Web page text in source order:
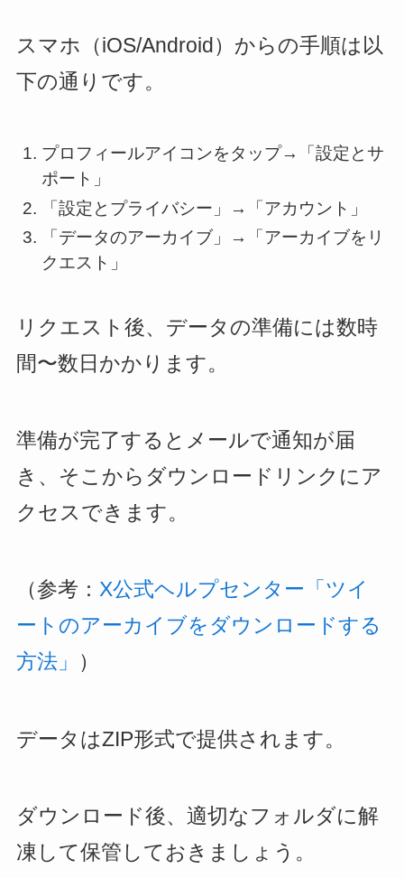
スマホ（iOS/Android）からの手順は以
下の通りです。
プロフィールアイコンをタップ→「設定とサ
ポート」
「設定とプライバシー」→「アカウント」
「データのアーカイブ」→「アーカイブをリ
クエスト」
リクエスト後、データの準備には数時
間〜数日かかります。
準備が完了するとメールで通知が届
き、そこからダウンロードリンクにア
クセスできます。
（参考： X公式ヘルプセンター「ツイ
ートのアーカイブをダウンロードする
方法」
）
データはZIP形式で提供されます。
ダウンロード後、適切なフォルダに解
凍して保管しておきましょう。